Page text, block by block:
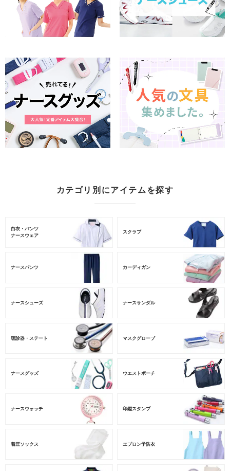
カテゴリ別にアイテムを探す
白衣・パンツ
ナースウェア
スクラブ
ナースパンツ カーディガン
ナースシューズ ナースサンダル
聴診器・ステート マスクグローブ
ナースグッズ ウエストポーチ
ナースウォッチ 印鑑スタンプ
着圧ソックス エプロン予防衣